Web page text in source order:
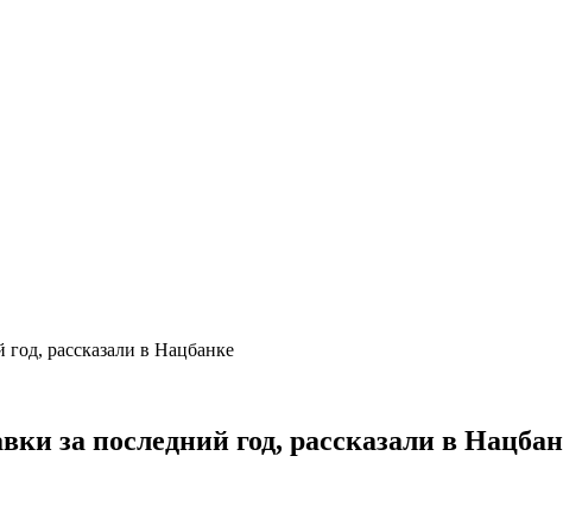
рассказали в Нацбанке
за последний год, рассказали в